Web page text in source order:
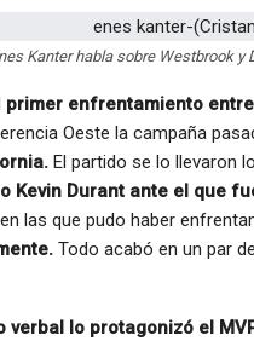
Kanter habla sobre Westbrook y
primer enfrentamiento
Oeste la campaña
El partido se lo llevaron
Kevin Durant ante el que
las que pudo haber
Todo acabó en un par
lo protagonizó el